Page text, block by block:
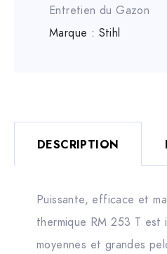
Entretien du Gazon
Marque : Stihl
DESCRIPTION
Puissante, efficace et
thermique RM 253 T est
moyennes et grandes